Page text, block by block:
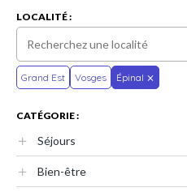
LOCALITÉ :
Grand Est Vosges Épinal
CATÉGORIE :
Séjours
Bien-être